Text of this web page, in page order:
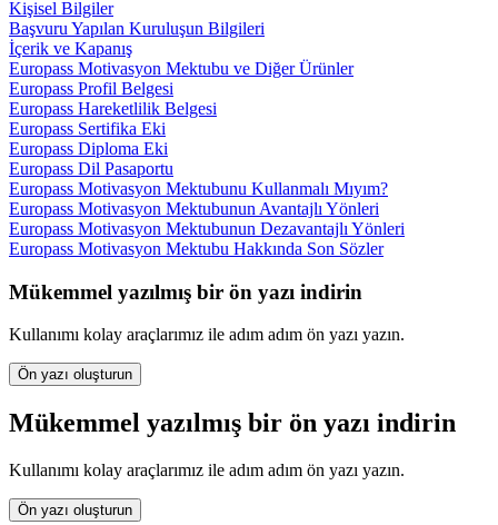
Kişisel Bilgiler
Başvuru Yapılan Kuruluşun Bilgileri
İçerik ve Kapanış
Europass Motivasyon Mektubu ve Diğer Ürünler
Europass Profil Belgesi
Europass Hareketlilik Belgesi
Europass Sertifika Eki
Europass Diploma Eki
Europass Dil Pasaportu
Europass Motivasyon Mektubunu Kullanmalı Mıyım?
Europass Motivasyon Mektubunun Avantajlı Yönleri
Europass Motivasyon Mektubunun Dezavantajlı Yönleri
Europass Motivasyon Mektubu Hakkında Son Sözler
Mükemmel yazılmış bir ön yazı indirin
Kullanımı kolay araçlarımız ile adım adım ön yazı yazın.
Ön yazı oluşturun
Mükemmel yazılmış bir ön yazı indirin
Kullanımı kolay araçlarımız ile adım adım ön yazı yazın.
Ön yazı oluşturun